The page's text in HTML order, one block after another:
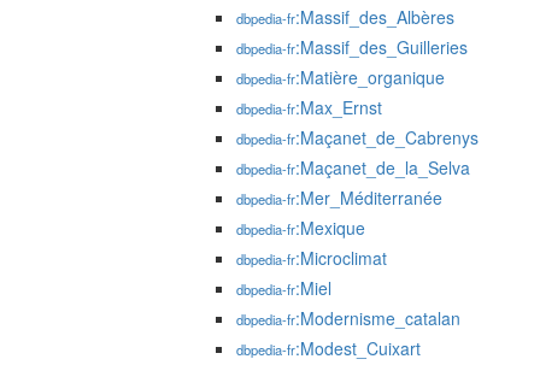
dbpedia-fr:Massif_des_Albères
dbpedia-fr:Massif_des_Guilleries
dbpedia-fr:Matière_organique
dbpedia-fr:Max_Ernst
dbpedia-fr:Maçanet_de_Cabrenys
dbpedia-fr:Maçanet_de_la_Selva
dbpedia-fr:Mer_Méditerranée
dbpedia-fr:Mexique
dbpedia-fr:Microclimat
dbpedia-fr:Miel
dbpedia-fr:Modernisme_catalan
dbpedia-fr:Modest_Cuixart